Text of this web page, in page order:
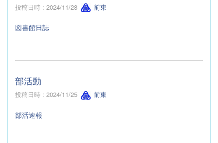
投稿日時 : 2024/11/28 前東
図書館日誌
部活動
投稿日時 : 2024/11/25 前東
部活速報